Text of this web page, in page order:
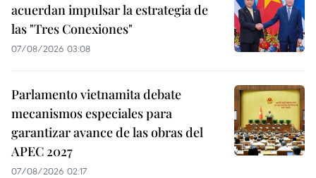
acuerdan impulsar la estrategia de
las "Tres Conexiones"
07/08/2026 03:08
Parlamento vietnamita debate
mecanismos especiales para
garantizar avance de las obras del
APEC 2027
07/08/2026 02:17